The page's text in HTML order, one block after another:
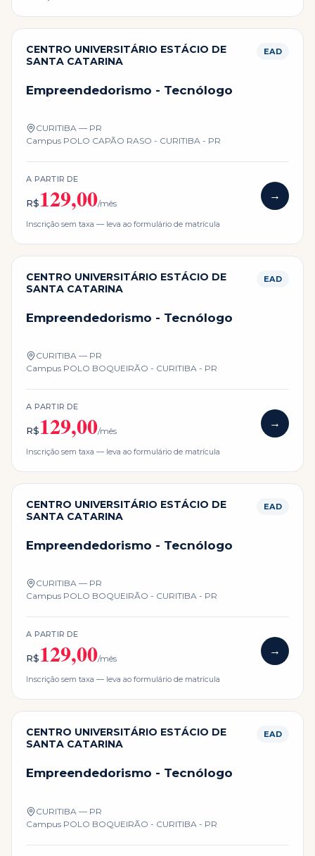
CENTRO UNIVERSITÁRIO ESTÁCIO DE
SANTA CATARINA
EAD
Empreendedorismo - Tecnólogo
CURITIBA — PR
Campus POLO CAPÃO RASO - CURITIBA - PR
A PARTIR DE
R$129,00/mês
→
Inscrição sem taxa — leva ao formulário de matrícula
CENTRO UNIVERSITÁRIO ESTÁCIO DE
SANTA CATARINA
EAD
Empreendedorismo - Tecnólogo
CURITIBA — PR
Campus POLO BOQUEIRÃO - CURITIBA - PR
A PARTIR DE
R$129,00/mês
→
Inscrição sem taxa — leva ao formulário de matrícula
CENTRO UNIVERSITÁRIO ESTÁCIO DE
SANTA CATARINA
EAD
Empreendedorismo - Tecnólogo
CURITIBA — PR
Campus POLO BOQUEIRÃO - CURITIBA - PR
A PARTIR DE
R$129,00/mês
→
Inscrição sem taxa — leva ao formulário de matrícula
CENTRO UNIVERSITÁRIO ESTÁCIO DE
SANTA CATARINA
EAD
Empreendedorismo - Tecnólogo
CURITIBA — PR
Campus POLO BOQUEIRÃO - CURITIBA - PR